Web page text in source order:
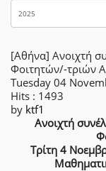
[Αθήνα] Ανοιχτή
Φοιτητών/-τριών
Tuesday 04
Hits : 1493
by ktf1
Ανοιχτή
Τρίτη 4